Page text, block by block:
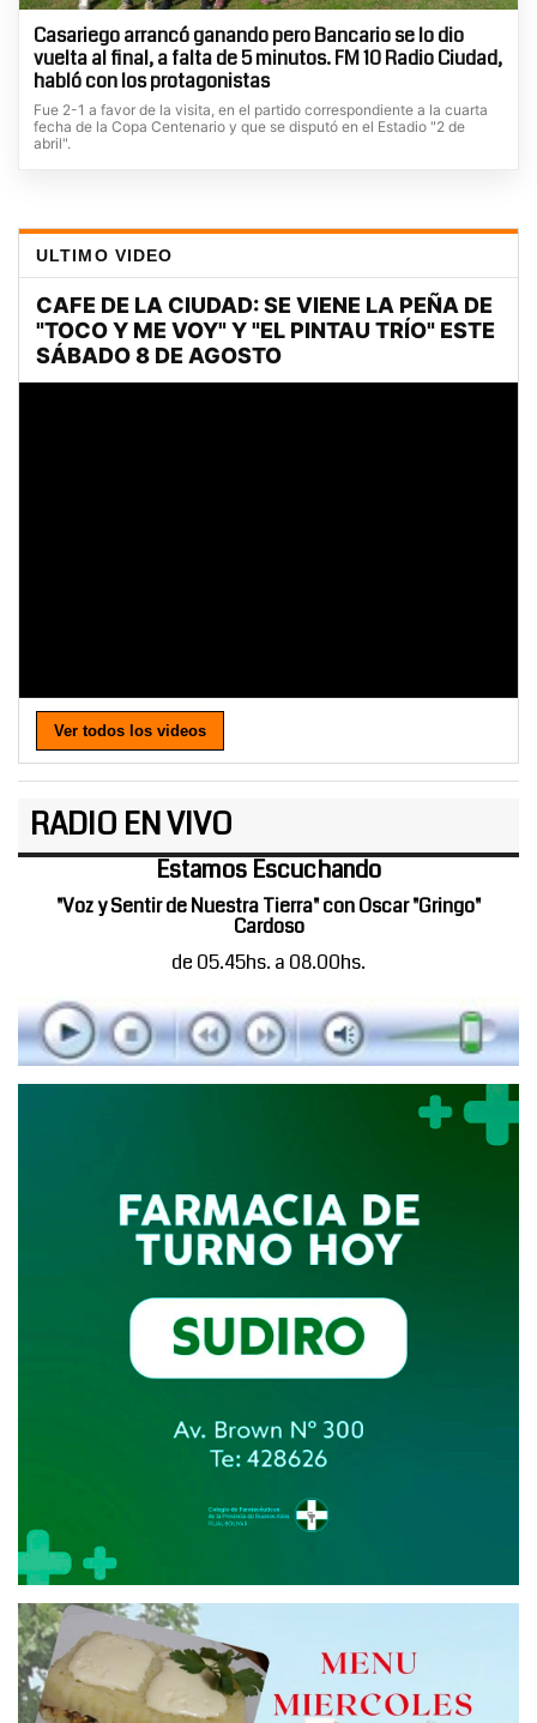
Casariego arrancó ganando pero Bancario se lo dio
vuelta al final, a falta de 5 minutos. FM 10 Radio Ciudad,
habló con los protagonistas
Fue 2-1 a favor de la visita, en el partido correspondiente a la cuarta
fecha de la Copa Centenario y que se disputó en el Estadio "2 de
abril".
ULTIMO VIDEO
Ver todos los videos
RADIO EN VIVO
Estamos Escuchando
"Voz y Sentir de Nuestra Tierra" con Oscar "Gringo"
Cardoso
de 05.45hs. a 08.00hs.